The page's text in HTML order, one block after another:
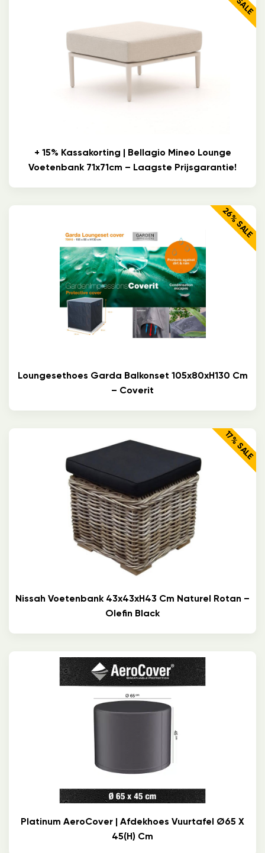
+ 15% Kassakorting | Bellagio Mineo Lounge
Voetenbank 71x71cm – Laagste Prijsgarantie!
26% SALE
Loungesethoes Garda Balkonset 105x80xH130 Cm
– Coverit
17% SALE
Nissah Voetenbank 43x43xH43 Cm Naturel Rotan –
Olefin Black
Platinum AeroCover | Afdekhoes Vuurtafel Ø65 X
45(h) Cm